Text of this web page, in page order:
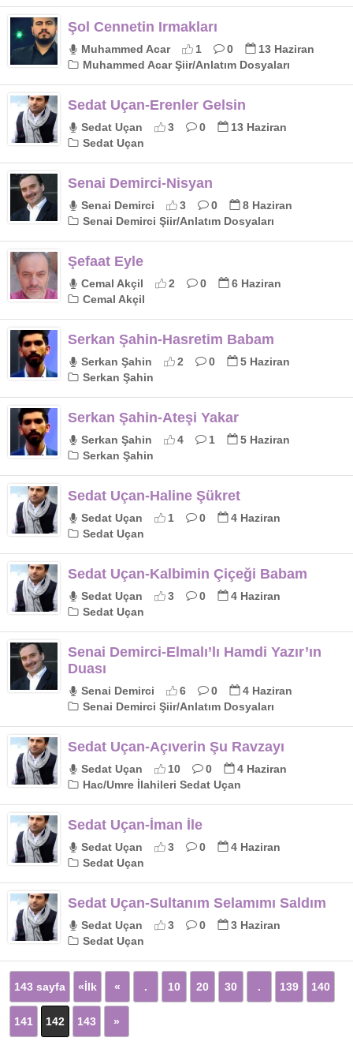
Şol Cennetin Irmakları
Muhammed Acar 1 0
13 Haziran
Muhammed Acar Şiir/Anlatım Dosyaları
Sedat Uçan-Erenler Gelsin
Sedat Uçan 3 0
13 Haziran
Sedat Uçan
Senai Demirci-Nisyan
Senai Demirci 3 0
8 Haziran
Senai Demirci Şiir/Anlatım Dosyaları
Şefaat Eyle
Cemal Akçil 2 0
6 Haziran
Cemal Akçil
Serkan Şahin-Hasretim Babam
Serkan Şahin 2 0
5 Haziran
Serkan Şahin
Serkan Şahin-Ateşi Yakar
Serkan Şahin 4 1
5 Haziran
Serkan Şahin
Sedat Uçan-Haline Şükret
Sedat Uçan 1 0
4 Haziran
Sedat Uçan
Sedat Uçan-Kalbimin Çiçeği Babam
Sedat Uçan 3 0
4 Haziran
Sedat Uçan
Senai Demirci-Elmalı’lı Hamdi Yazır’ın
Duası
Senai Demirci 6 0
4 Haziran
Senai Demirci Şiir/Anlatım Dosyaları
Sedat Uçan-Açıverin Şu Ravzayı
Sedat Uçan 10 0
4 Haziran
Hac/Umre İlahileri Sedat Uçan
Sedat Uçan-İman İle
Sedat Uçan 3 0
4 Haziran
Sedat Uçan
Sedat Uçan-Sultanım Selamımı Saldım
Sedat Uçan 3 0
3 Haziran
Sedat Uçan
143 sayfa «İlk « . 10 20 30 . 139 140
141 142 143 »